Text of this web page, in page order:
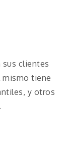
sus clientes
mismo tiene
y otros